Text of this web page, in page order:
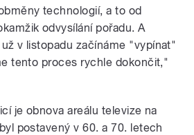
technologií, a to od
odvysílání pořadu. A
v listopadu začínáme "vypínat"
tento proces rychle dokončit,"
je obnova areálu televize na
postavený v 60. a 70. letech